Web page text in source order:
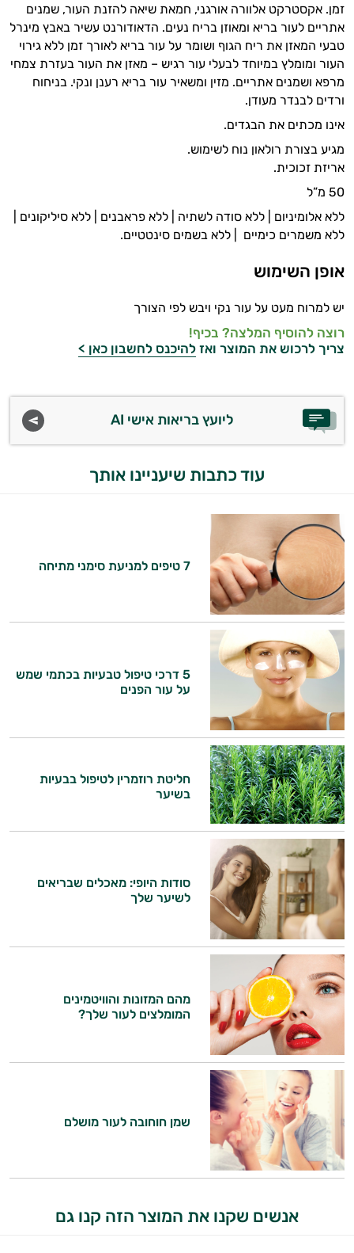
אנטי
טיפוח
טיפוח
הפנים
מעבר
ליופי
טיפוח
סרומים
שמני
אתרים
קוסמטיקה
אורגנית
מותגים
היגיינת
הפה
היגיינה
נשית
טיפוח
הציפורניים
והשיער
אביזרי
טיפוח
מהשמש
זמן. אקסטרקט אלוורה אורגני, חמאת שיאה להזנת העור, שמנים
אתריים לעור בריא ומאוזן בריח נעים. הדאודורנט עשיר באבץ מינרל
טבעי המאזן את ריח הגוף ושומר על עור בריא לאורך זמן ללא גירוי
העור ומומלץ במיוחד לבעלי עור רגיש – מאזן את העור בעזרת צמחי
מרפא ושמנים אתריים. מזין ומשאיר עור בריא רענן ונקי. בניחוח
ורדים לבנדר מעודן.
אינו מכתים את הבגדים.
מגיע בצורת רולאון נוח לשימוש.
אריזת זכוכית.
50 מ”ל
ללא אלומיניום | ללא סודה לשתיה | ללא פראבנים | ללא סיליקונים |
ללא משמרים כימיים | ללא בשמים סינטטיים.
אופן השימוש
יש למרוח מעט על עור נקי ויבש לפי הצורך
רוצה להוסיף המלצה? בכיף!
צריך לרכוש את המוצר ואז להיכנס לחשבון כאן >
ליועץ בריאות אישי AI
עוד כתבות שיעניינו אותך
7 טיפים למניעת סימני מתיחה
5 דרכי טיפול טבעיות בכתמי שמש
על עור הפנים
חליטת רוזמרין לטיפול בבעיות
בשיער
סודות היופי: מאכלים שבריאים
לשיער שלך
מהם המזונות והוויטמינים
המומלצים לעור שלך?
שמן חוחובה לעור מושלם
אנשים שקנו את המוצר הזה קנו גם
היי,
אני יועץ הבריאות האישי AI של טבע בריא.
וספרות מקצועית בתחומי הרפואה הטבעית